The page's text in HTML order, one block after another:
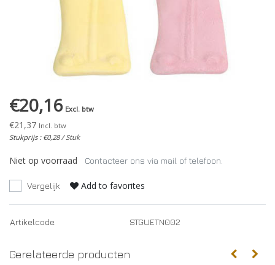
€20,16 Excl. btw
€21,37 Incl. btw
Stukprijs : €0,28 / Stuk
Niet op voorraad Contacteer ons via mail of telefoon.
Vergelijk Add to favorites
Artikelcode STGUETN002
Gerelateerde producten